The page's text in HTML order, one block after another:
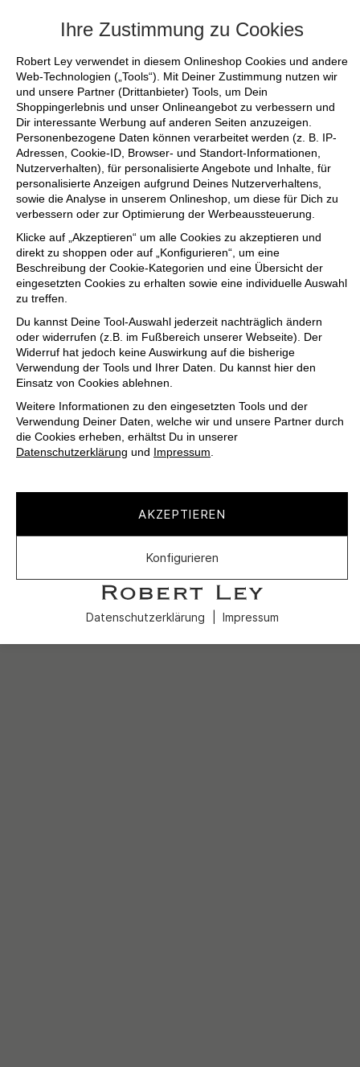
Ihre Zustimmung zu Cookies
Robert Ley verwendet in diesem Onlineshop Cookies und andere
Web-Technologien („Tools“). Mit Deiner Zustimmung nutzen wir
und unsere Partner (Drittanbieter) Tools, um Dein
Shoppingerlebnis und unser Onlineangebot zu verbessern und
Dir interessante Werbung auf anderen Seiten anzuzeigen.
Personenbezogene Daten können verarbeitet werden (z. B. IP-
Adressen, Cookie-ID, Browser- und Standort-Informationen,
Nutzerverhalten), für personalisierte Angebote und Inhalte, für
personalisierte Anzeigen aufgrund Deines Nutzerverhaltens,
sowie die Analyse in unserem Onlineshop, um diese für Dich zu
verbessern oder zur Optimierung der Werbeaussteuerung.
Klicke auf „Akzeptieren“ um alle Cookies zu akzeptieren und
direkt zu shoppen oder auf „Konfigurieren“, um eine
Beschreibung der Cookie-Kategorien und eine Übersicht der
eingesetzten Cookies zu erhalten sowie eine individuelle Auswahl
zu treffen.
Du kannst Deine Tool-Auswahl jederzeit nachträglich ändern
oder widerrufen (z.B. im Fußbereich unserer Webseite). Der
Widerruf hat jedoch keine Auswirkung auf die bisherige
Verwendung der Tools und Ihrer Daten. Du kannst hier den
Einsatz von Cookies ablehnen.
Weitere Informationen zu den eingesetzten Tools und der
Verwendung Deiner Daten, welche wir und unsere Partner durch
die Cookies erheben, erhältst Du in unserer
Datenschutzerklärung und Impressum.
AKZEPTIEREN
Konfigurieren
Datenschutzerklärung Impressum